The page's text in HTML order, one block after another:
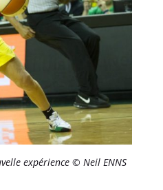
expérience © Neil ENNS